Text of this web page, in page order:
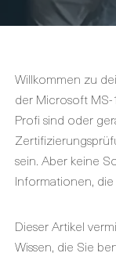
Willkommen zu
der Microsoft
Profi sind oder
sein. Aber keine
Informationen,
Dieser Artikel
Wissen, die Sie